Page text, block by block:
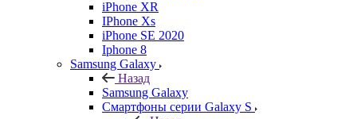
iPhone XR
IPhone Xs
iPhone SE 2020
Iphone 8
Samsung Galaxy
Назад
Samsung Galaxy
Смартфоны серии Galaxy S